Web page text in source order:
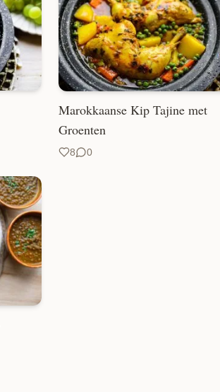
Marokkaanse Kip Tajine met
Groenten
8 0